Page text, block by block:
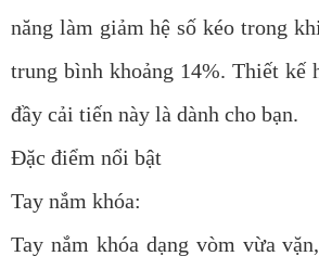
năng làm giảm hệ số kéo trong
trung bình khoảng 14%. Thiết kế
đầy cải tiến này là dành cho bạn.
Đặc điểm nổi bật
Tay nắm khóa:
Tay nắm khóa dạng vòm vừa